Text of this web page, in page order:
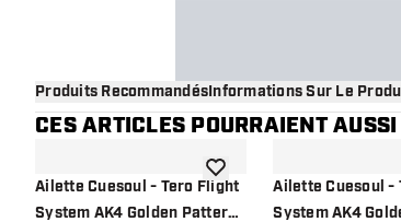
Produits RecommandésInformations Sur Le
CES ARTICLES POURRAIENT
Ailette Cuesoul - Tero Flight
System AK4 Golden Pattern
ajouter à la liste de souhaits
Ailette Cuesoul -
System AK4